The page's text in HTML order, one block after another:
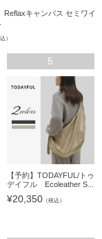
キャンバス セミワイ
）
5
【予約】TODAYFUL/トゥ
デイフル Ecoleather S...
¥20,350（税込）